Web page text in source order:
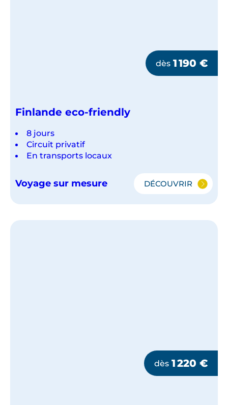
dès 1 190 €
Finlande eco-friendly
8 jours
Circuit privatif
En transports locaux
Voyage sur mesure DÉCOUVRIR
FINLANDE
dès 1 220 €